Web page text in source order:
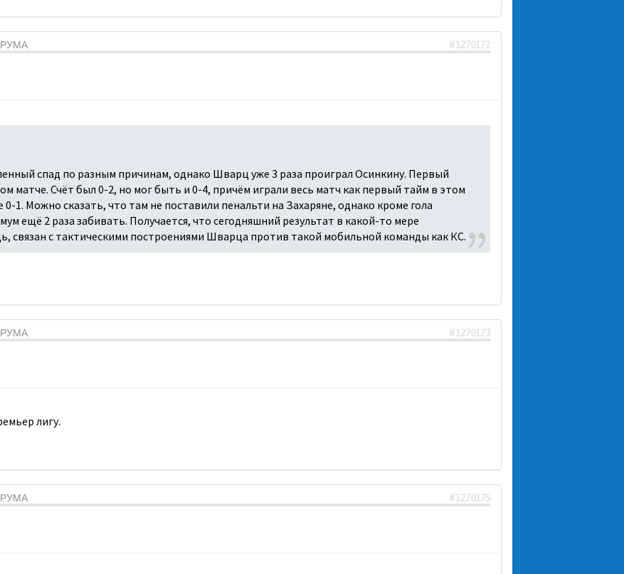
#1270172
спад по разным причинам, однако Шварц уже 3 раза проиграл Осинкину. Первый
матче. Счёт был 0-2, но мог быть и 0-4, причём играли весь матч как первый тайм в этом
1. Можно сказать, что там не поставили пенальти на Захаряне, однако кроме гола
ещё 2 раза забивать. Получается, что сегодняшний результат в какой-то мере
связан с тактическими построениями Шварца против такой мобильной команды как КС.
#1270173
лигу.
#1270175